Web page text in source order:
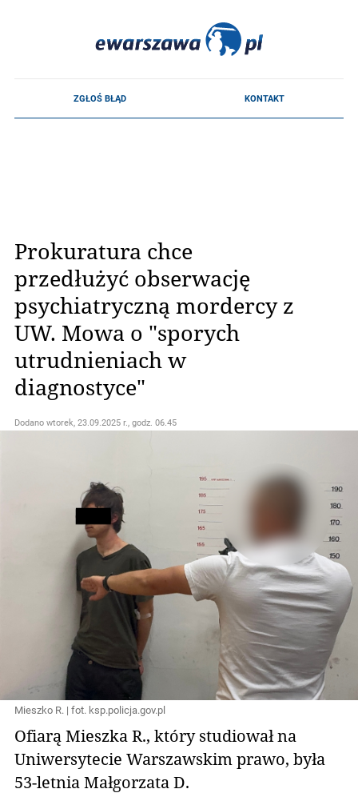
Prokuratura chce
przedłużyć obserwację
psychiatryczną mordercy z
UW. Mowa o "sporych
utrudnieniach w
diagnostyce"
Dodano wtorek, 23.09.2025 r., godz. 06.45
Mieszko R. | fot. ksp.policja.gov.pl
Ofiarą Mieszka R., który studiował na
Uniwersytecie Warszawskim prawo, była
53-letnia Małgorzata D.